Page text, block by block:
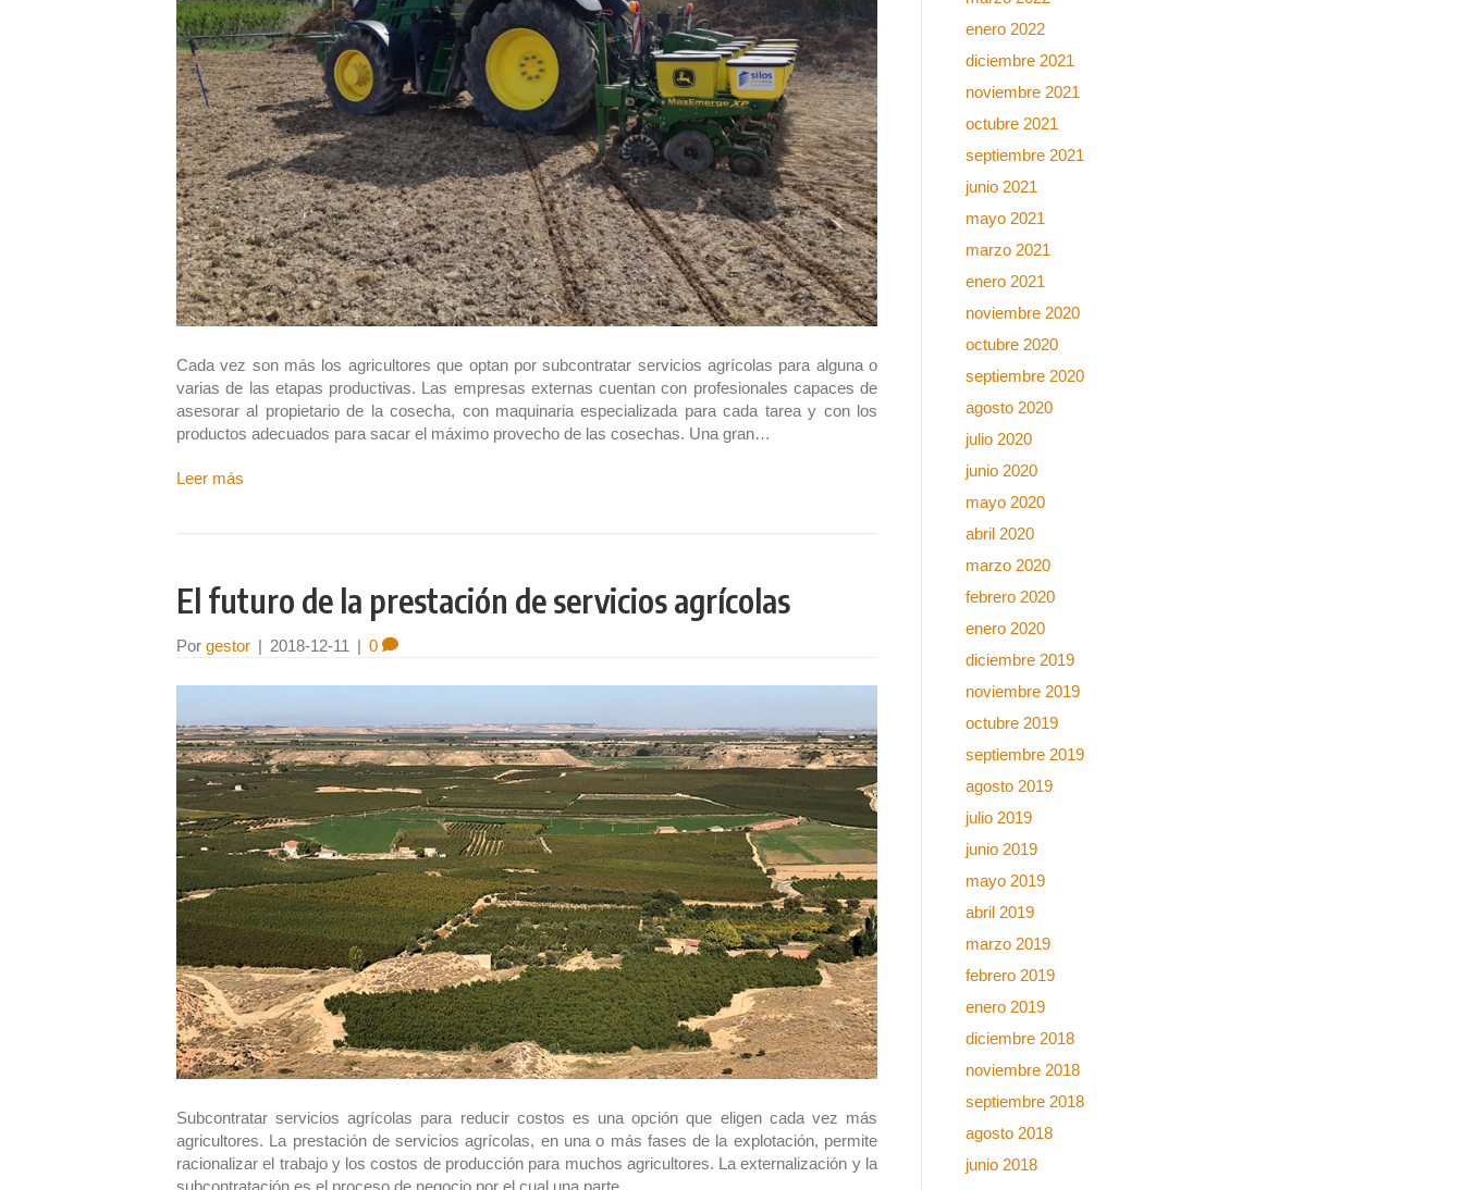
Cada vez son más los agricultores que optan por subcontratar servicios agrícolas para alguna o
varias de las etapas productivas. Las empresas externas cuentan con profesionales capaces de
asesorar al propietario de la cosecha, con maquinaria especializada para cada tarea y con los
productos adecuados para sacar el máximo provecho de las cosechas. Una gran…
Leer más
El futuro de la prestación de servicios agrícolas
Por gestor | 2018-12-11 | 0
Subcontratar servicios agrícolas para reducir costos es una opción que eligen cada vez más
agricultores. La prestación de servicios agrícolas, en una o más fases de la explotación, permite
racionalizar el trabajo y los costos de producción para muchos agricultores. La externalización y la
enero 2022
diciembre 2021
noviembre 2021
octubre 2021
septiembre 2021
junio 2021
mayo 2021
marzo 2021
enero 2021
noviembre 2020
octubre 2020
septiembre 2020
agosto 2020
julio 2020
junio 2020
mayo 2020
abril 2020
marzo 2020
febrero 2020
enero 2020
diciembre 2019
noviembre 2019
octubre 2019
septiembre 2019
agosto 2019
julio 2019
junio 2019
mayo 2019
abril 2019
marzo 2019
febrero 2019
enero 2019
diciembre 2018
noviembre 2018
septiembre 2018
agosto 2018
junio 2018